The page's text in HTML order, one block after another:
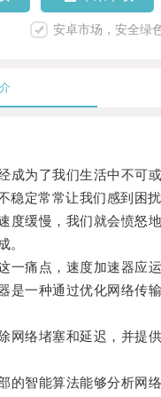
安卓市场，安全绿
为了我们生活中不可或
稳定常常让我们感到困扰
缓慢，我们就会愤怒地
。
痛点，速度加速器应运
一种通过优化网络传输
络堵塞和延迟，并提供
智能算法能够分析网络